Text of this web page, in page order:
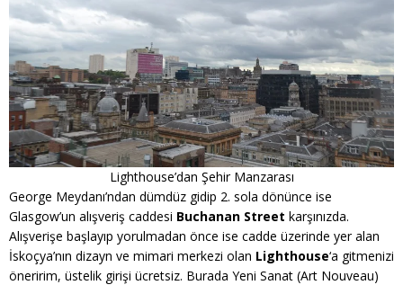
Lighthouse’dan Şehir Manzarası
George Meydanı’ndan dümdüz gidip 2. sola dönünce ise
Glasgow’un alışveriş caddesi Buchanan Street karşınızda.
Alışverişe başlayıp yorulmadan önce ise cadde üzerinde yer alan
İskoçya’nın dizayn ve mimari merkezi olan Lighthouse‘a gitmenizi
öneririm, üstelik girişi ücretsiz. Burada Yeni Sanat (Art Nouveau)